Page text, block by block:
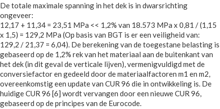
De totale maximale spanning in het dek is in dwarsrichting
ongeveer:
12,17 + 11,34 = 23,51 MPa << 1,2% van 18.573 MPa x 0,81 / (1,15
x 1,5) = 129,2 MPa (Op basis van BGT is er een veiligheid van:
129,2 / 21,37 = 6,04). De berekening van de toegestane belasting is
gebaseerd op de 1,2% rek van het materiaal aan de buitenkant van
het dek (in dit geval de verticale lijven), vermenigvuldigd met de
conversiefactor en gedeeld door de materiaalfactoren m1 en m2,
overeenkomstig een update van CUR 96 die in ontwikkeling is. De
huidige CUR 96 [6] wordt vervangen door een nieuwe CUR 96,
gebaseerd op de principes van de Eurocode.